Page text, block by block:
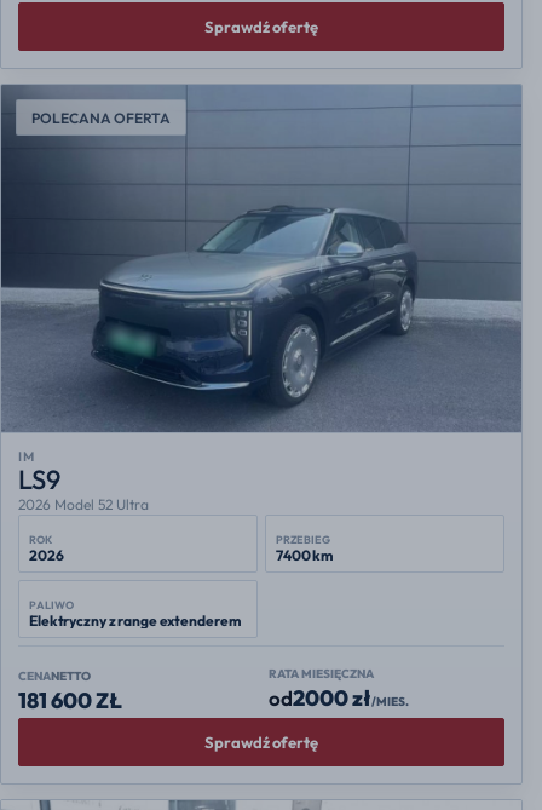
Sprawdź ofertę
POLECANA OFERTA
IM
LS9
2026 Model 52 Ultra
ROK
2026
PRZEBIEG
7400 km
PALIWO
Elektryczny z range extenderem
CENANETTO
181 600 ZŁ
RATA MIESIĘCZNA
od2000 zł/MIES.
Sprawdź ofertę